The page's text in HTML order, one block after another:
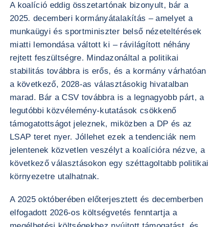
A koalíció eddig összetartónak bizonyult, bár a
2025. decemberi kormányátalakítás – amelyet a
munkaügyi és sportminiszter belső nézeteltérések
miatti lemondása váltott ki – rávilágított néhány
rejtett feszültségre. Mindazonáltal a politikai
stabilitás továbbra is erős, és a kormány várhatóan
a következő, 2028-as választásokig hivatalban
marad. Bár a CSV továbbra is a legnagyobb párt, a
legutóbbi közvélemény-kutatások csökkenő
támogatottságot jeleznek, miközben a DP és az
LSAP teret nyer. Jóllehet ezek a tendenciák nem
jelentenek közvetlen veszélyt a koalícióra nézve, a
következő választásokon egy széttagoltabb politikai
környezetre utalhatnak.
A 2025 októberében előterjesztett és decemberben
elfogadott 2026-os költségvetés fenntartja a